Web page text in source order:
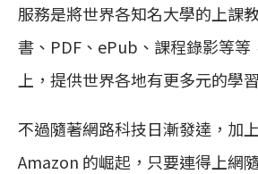
服務是將世界各知名大學的上課
書、PDF、ePub、課程錄影等等
上，提供世界各地有更多元的學
不過隨著網路科技日漸發達，加
Amazon 的崛起，只要連得上網